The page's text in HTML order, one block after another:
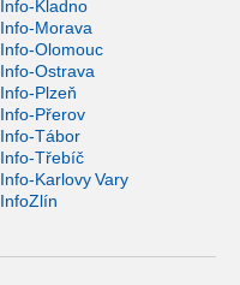
Info-Kladno
Info-Morava
Info-Olomouc
Info-Ostrava
Info-Plzeň
Info-Přerov
Info-Tábor
Info-Třebíč
Info-Karlovy Vary
InfoZlín